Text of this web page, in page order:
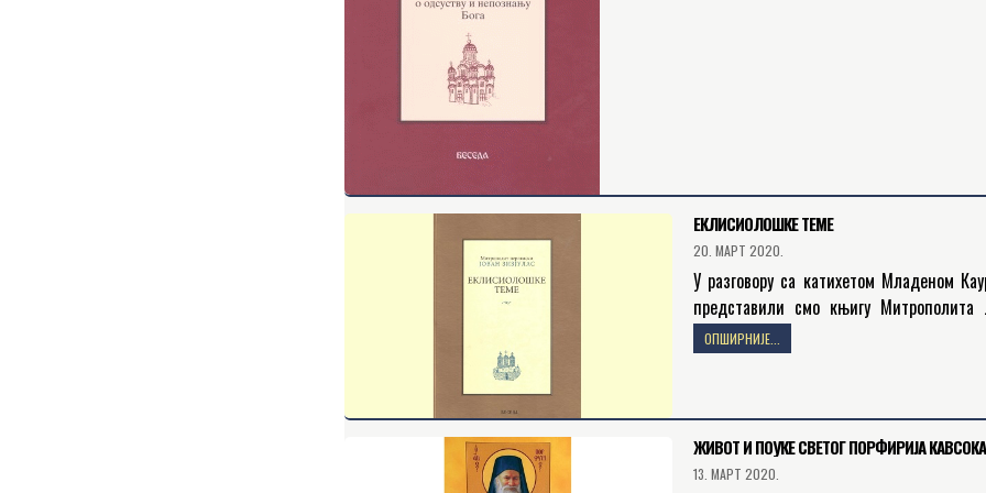
ЕКЛИСИОЛОШКЕ ТЕМЕ
20. МАРТ 2020.
У разговору са катихетом Младеном
представили смо књигу Митрополита
Зизјуласа. Књига Еклисиолошке теме
је 2010. године, у издању Издавачке
ОПШИРНИЈЕ...
ЖИВОТ И ПОУКЕ СВЕТОГ ПОРФИРИЈА
13. МАРТ 2020.